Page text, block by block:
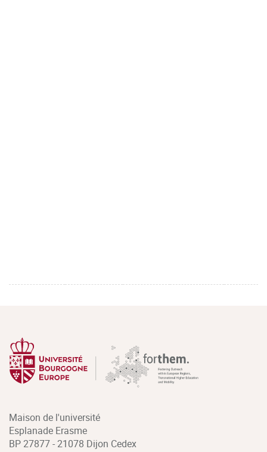
Maison de l'université
Esplanade Erasme
BP 27877 - 21078 Dijon Cedex